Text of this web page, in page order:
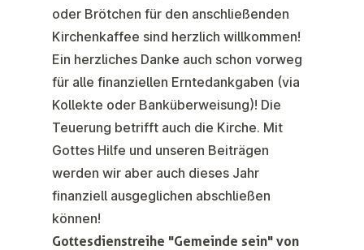
oder Brötchen für den anschließenden
Kirchenkaffee sind herzlich willkommen!
Ein herzliches Danke auch schon vorweg
für alle finanziellen Erntedankgaben (via
Kollekte oder Banküberweisung)! Die
Teuerung betrifft auch die Kirche. Mit
Gottes Hilfe und unseren Beiträgen
werden wir aber auch dieses Jahr
finanziell ausgeglichen abschließen
können!
Gottesdienstreihe "Gemeinde sein" von